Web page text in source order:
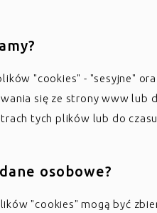
"cookies" - "sesyjne"
się ze strony www lub
tych plików lub do
osobowe?
"cookies" mogą być